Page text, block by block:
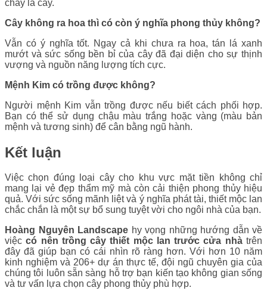
cháy lá cây.
Cây không ra hoa thì có còn ý nghĩa phong thủy không?
Vẫn có ý nghĩa tốt. Ngay cả khi chưa ra hoa, tán lá xanh
mướt và sức sống bền bỉ của cây đã đại diện cho sự thịnh
vượng và nguồn năng lượng tích cực.
Mệnh Kim có trồng được không?
Người mệnh Kim vẫn trồng được nếu biết cách phối hợp.
Bạn có thể sử dụng chậu màu trắng hoặc vàng (màu bản
mệnh và tương sinh) để cân bằng ngũ hành.
Kết luận
Việc chọn đúng loại cây cho khu vực mặt tiền không chỉ
mang lại vẻ đẹp thẩm mỹ mà còn cải thiện phong thủy hiệu
quả. Với sức sống mãnh liệt và ý nghĩa phát tài, thiết mộc lan
chắc chắn là một sự bổ sung tuyệt vời cho ngôi nhà của bạn.
Hoàng Nguyên Landscape hy vọng những hướng dẫn về
việccó nên trồng cây thiết mộc lan trước cửa nhàtrên
đây đã giúp bạn có cái nhìn rõ ràng hơn. Với hơn 10 năm
kinh nghiệm và 206+ dự án thực tế, đội ngũ chuyên gia của
chúng tôi luôn sẵn sàng hỗ trợ bạn kiến tạo không gian sống
và tư vấn lựa chọn cây phong thủy phù hợp.